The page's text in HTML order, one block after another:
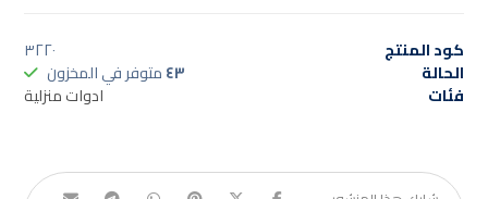
كود المنتج ٣٢٢٠
الحالة ٤٣متوفر في المخزون
فئات ادوات منزلية